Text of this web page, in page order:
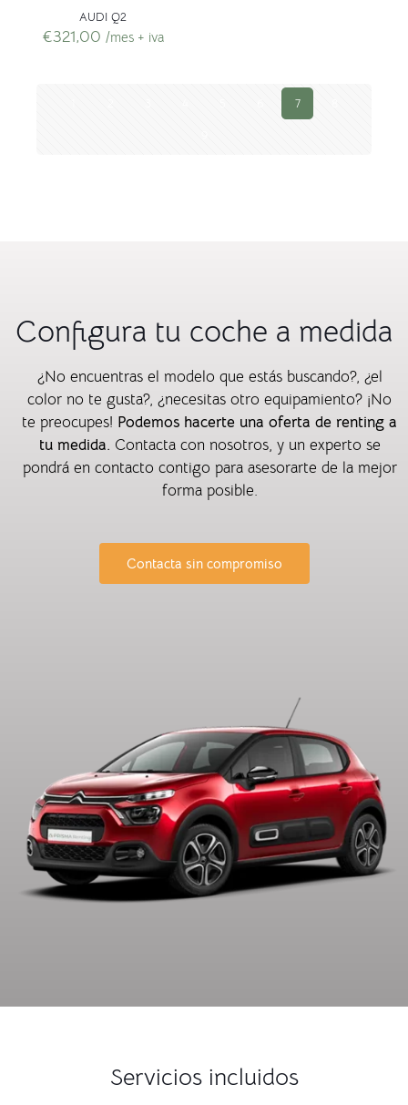
AUDI Q2
€321,00 /mes + iva
7
Configura tu coche a medida
¿No encuentras el modelo que estás buscando?, ¿el
color no te gusta?, ¿necesitas otro equipamiento? ¡No
te preocupes! Podemos hacerte una oferta de renting a
tu medida. Contacta con nosotros, y un experto se
pondrá en contacto contigo para asesorarte de la mejor
forma posible.
Contacta sin compromiso
Servicios incluidos